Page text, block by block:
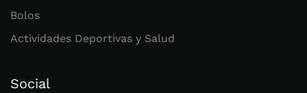
Bolos
Actividades Deportivas y Salud
Social